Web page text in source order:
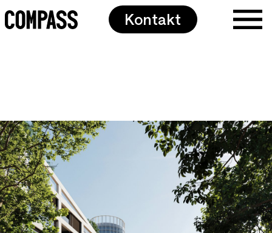
Kontakt